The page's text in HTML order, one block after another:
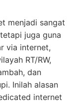
menjadi sangat
juga guna
via internet,
RT/RW,
dan
Inilah alasan
internet